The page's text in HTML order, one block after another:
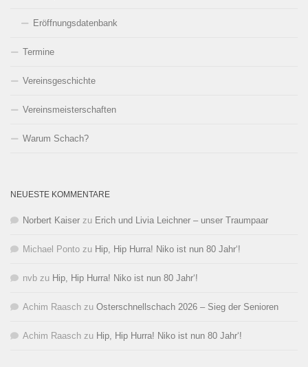
Eröffnungsdatenbank
Termine
Vereinsgeschichte
Vereinsmeisterschaften
Warum Schach?
NEUESTE KOMMENTARE
Norbert Kaiser zu Erich und Livia Leichner – unser Traumpaar
Michael Ponto zu Hip, Hip Hurra! Niko ist nun 80 Jahr‘!
nvb zu Hip, Hip Hurra! Niko ist nun 80 Jahr‘!
Achim Raasch zu Osterschnellschach 2026 – Sieg der Senioren
Achim Raasch zu Hip, Hip Hurra! Niko ist nun 80 Jahr‘!